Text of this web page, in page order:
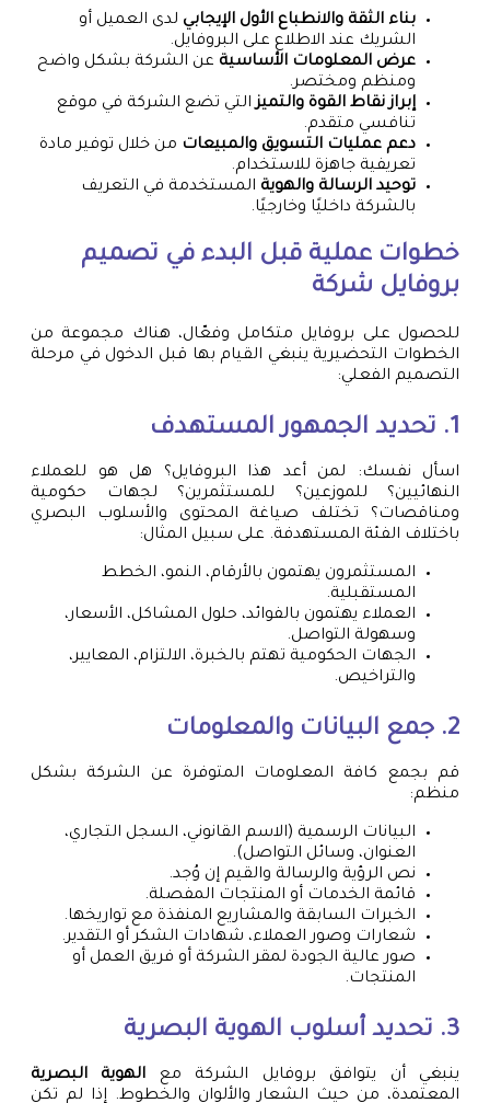
بناء الثقة والانطباع الأول الإيجابي لدى العميل أو
الشريك عند الاطلاع على البروفايل.
عرض المعلومات الأساسية عن الشركة بشكل واضح
ومنظم ومختصر.
إبراز نقاط القوة والتميزالتي تضع الشركة في موقع
تنافسي متقدم.
دعم عمليات التسويق والمبيعات من خلال توفير مادة
تعريفية جاهزة للاستخدام.
توحيد الرسالة والهوية المستخدمة في التعريف
بالشركة داخليًا وخارجيًا.
خطوات عملية قبل البدء في تصميم
بروفايل شركة
للحصول على بروفايل متكامل وفعّال، هناك مجموعة من
الخطوات التحضيرية ينبغي القيام بها قبل الدخول في مرحلة
التصميم الفعلي:
1. تحديد الجمهور المستهدف
اسأل نفسك: لمن أعد هذا البروفايل؟ هل هو للعملاء
النهائيين؟ للموزعين؟ للمستثمرين؟ لجهات حكومية
ومناقصات؟ تختلف صياغة المحتوى والأسلوب البصري
باختلاف الفئة المستهدفة. على سبيل المثال:
المستثمرون يهتمون بالأرقام، النمو، الخطط
المستقبلية.
العملاء يهتمون بالفوائد، حلول المشاكل، الأسعار،
وسهولة التواصل.
الجهات الحكومية تهتم بالخبرة، الالتزام، المعايير،
والتراخيص.
2. جمع البيانات والمعلومات
قم بجمع كافة المعلومات المتوفرة عن الشركة بشكل
منظم:
البيانات الرسمية (الاسم القانوني، السجل التجاري،
العنوان، وسائل التواصل).
نص الرؤية والرسالة والقيم إن وُجد.
قائمة الخدمات أو المنتجات المفصلة.
الخبرات السابقة والمشاريع المنفذة مع تواريخها.
شعارات وصور العملاء، شهادات الشكر أو التقدير.
صور عالية الجودة لمقر الشركة أو فريق العمل أو
المنتجات.
3. تحديد أسلوب الهوية البصرية
ينبغي أن يتوافق بروفايل الشركة مع الهوية البصرية
المعتمدة، من حيث الشعار والألوان والخطوط. إذا لم تكن